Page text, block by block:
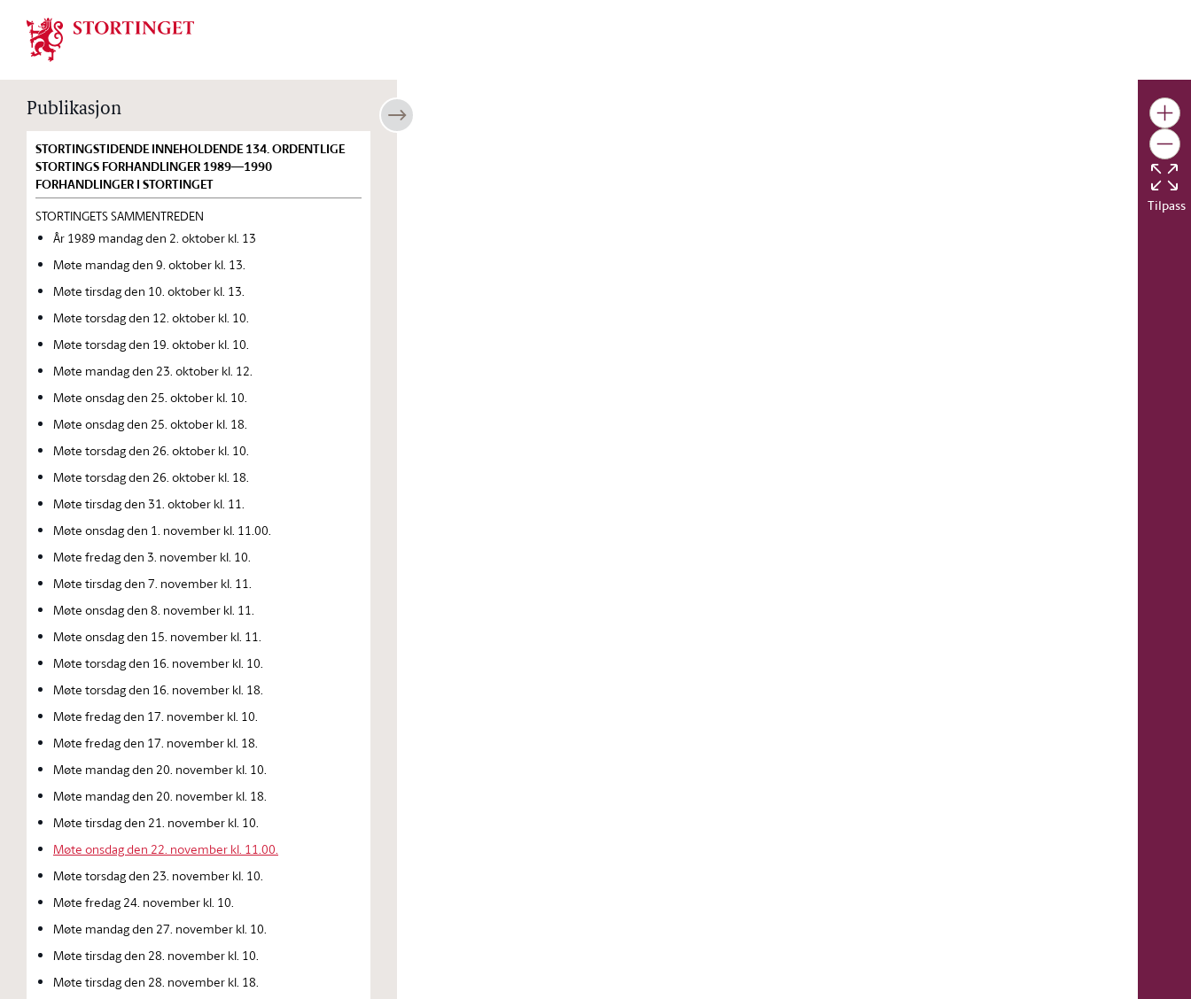
Stortinget.no
Publikasjon
STORTINGSTIDENDE INNEHOLDENDE 134. ORDENTLIGE
STORTINGS FORHANDLINGER 1989—1990
FORHANDLINGER I STORTINGET
STORTINGETS SAMMENTREDEN
År 1989 mandag den 2. oktober kl. 13
Møte mandag den 9. oktober kl. 13.
Møte tirsdag den 10. oktober kl. 13.
Møte torsdag den 12. oktober kl. 10.
Møte torsdag den 19. oktober kl. 10.
Møte mandag den 23. oktober kl. 12.
Møte onsdag den 25. oktober kl. 10.
Møte onsdag den 25. oktober kl. 18.
Møte torsdag den 26. oktober kl. 10.
Møte torsdag den 26. oktober kl. 18.
Møte tirsdag den 31. oktober kl. 11.
Møte onsdag den 1. november kl. 11.00.
Møte fredag den 3. november kl. 10.
Møte tirsdag den 7. november kl. 11.
Møte onsdag den 8. november kl. 11.
Møte onsdag den 15. november kl. 11.
Møte torsdag den 16. november kl. 10.
Møte torsdag den 16. november kl. 18.
Møte fredag den 17. november kl. 10.
Møte fredag den 17. november kl. 18.
Møte mandag den 20. november kl. 10.
Møte mandag den 20. november kl. 18.
Møte tirsdag den 21. november kl. 10.
Møte onsdag den 22. november kl. 11.00.
Møte torsdag den 23. november kl. 10.
Møte fredag 24. november kl. 10.
Møte mandag den 27. november kl. 10.
Møte tirsdag den 28. november kl. 10.
Møte tirsdag den 28. november kl. 18.